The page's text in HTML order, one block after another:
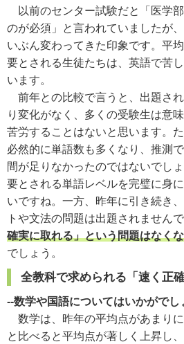
以前のセンター試験だと「医学
のが必須」と言われていましたが
いぶん変わってきた印象です。平
要とされる生徒たちは、英語で苦
います。
前年との比較で言うと、出題さ
り変化がなく、多くの受験生は意
苦労することはないと思います。
必然的に単語数も多くなり、推測
間が足りなかったのではないでし
要とされる単語レベルを完璧に身
いですね。一方、昨年に引き続き
トや文法の問題は出題されませんで
確実に取れる」という問題はなく
でしょう。
全教科で求められる「速く正
--数学や国語についてはいかがでし
数学は、昨年の平均点があまり
と比べると平均点が著しく上昇し